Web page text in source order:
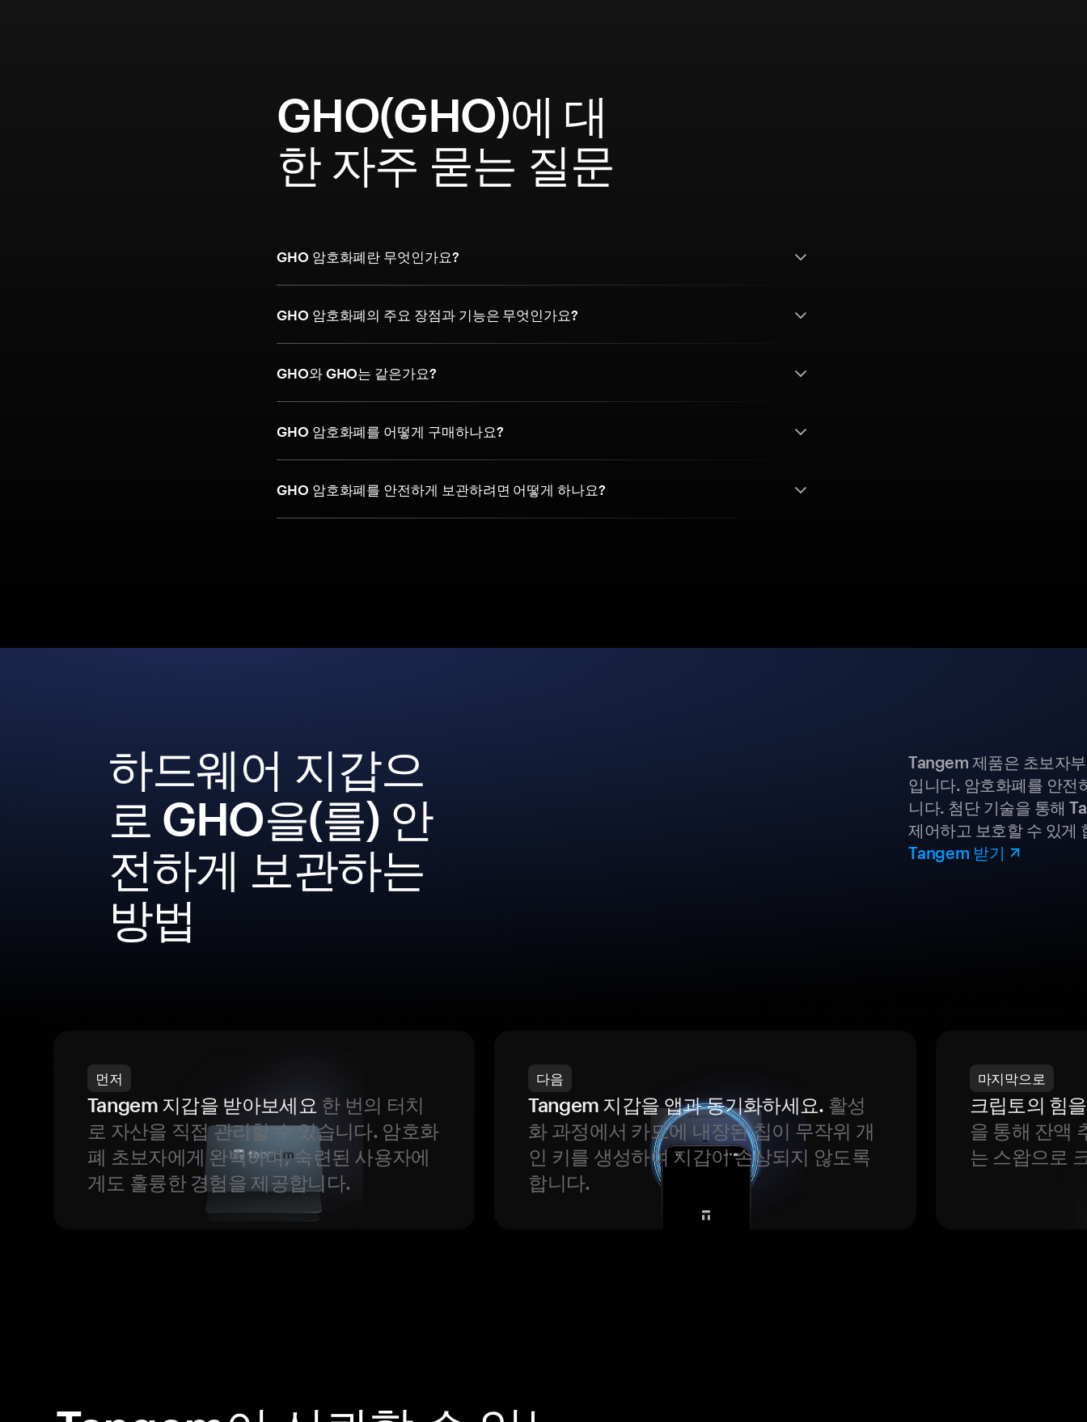
GHO(GHO)에 대
한 자주 묻는 질문
GHO 암호화폐란 무엇인가요?
GHO 암호화폐의 주요 장점과 기능은 무엇인가요?
GHO와 GHO는 같은가요?
GHO 암호화폐를 어떻게 구매하나요?
GHO 암호화폐를 안전하게 보관하려면 어떻게 하나요?
하드웨어 지갑으
로 GHO을(를) 안
전하게 보관하는
방법
Tangem 제품은 초보자
입니다. 암호화폐를 안전
니다. 첨단 기술을 통해
제어하고 보호할 수 있게
Tangem 받기
먼저
Tangem 지갑을 받아보세요 한 번의 터치
로 자산을 직접 관리할 수 있습니다. 암호화
폐 초보자에게 완벽하며, 숙련된 사용자에
게도 훌륭한 경험을 제공합니다.
다음
Tangem 지갑을 앱과 동기화하세요. 활성
화 과정에서 카드에 내장된 칩이 무작위 개
인 키를 생성하여 지갑이 손상되지 않도록
합니다.
마지막으로
크립토의 힘
을 통해 잔액
는 스왑으로